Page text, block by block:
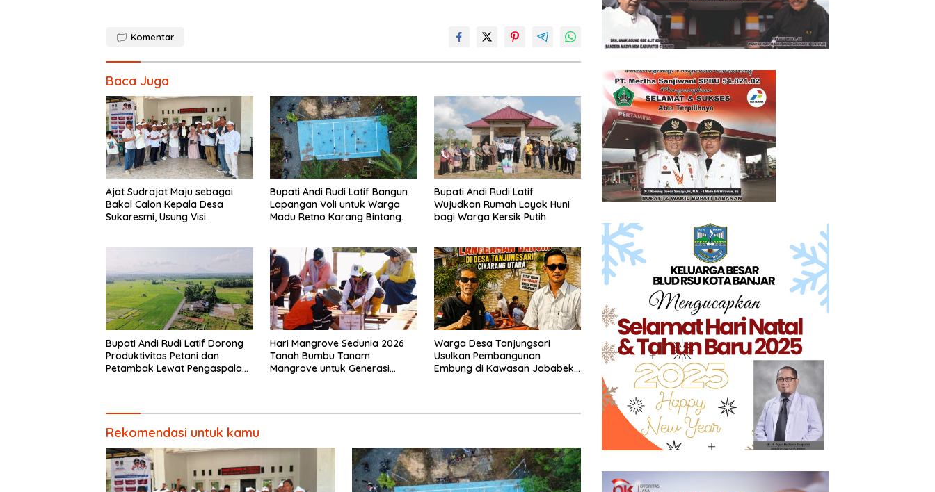
Komentar
Baca Juga
Ajat Sudrajat Maju sebagai
Bakal Calon Kepala Desa
Sukaresmi, Usung Visi
Bupati Andi Rudi Latif Bangun
Lapangan Voli untuk Warga
Madu Retno Karang Bintang.
Bupati Andi Rudi Latif
Wujudkan Rumah Layak Huni
bagi Warga Kersik Putih
Bupati Andi Rudi Latif Dorong
Produktivitas Petani dan
Petambak Lewat Pengaspalan
Hari Mangrove Sedunia 2026
Tanah Bumbu Tanam
Mangrove untuk Generasi
Warga Desa Tanjungsari
Usulkan Pembangunan
Embung di Kawasan Jababeka
Rekomendasi untuk kamu